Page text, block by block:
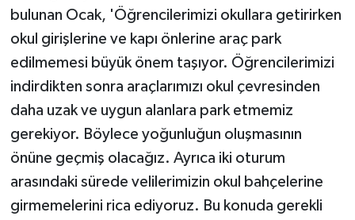
bulunan Ocak, 'Öğrencilerimizi okullara getirirken
okul girişlerine ve kapı önlerine araç park
edilmemesi büyük önem taşıyor. Öğrencilerimizi
indirdikten sonra araçlarımızı okul çevresinden
daha uzak ve uygun alanlara park etmemiz
gerekiyor. Böylece yoğunluğun oluşmasının
önüne geçmiş olacağız. Ayrıca iki oturum
arasındaki sürede velilerimizin okul bahçelerine
girmemelerini rica ediyoruz. Bu konuda gerekli